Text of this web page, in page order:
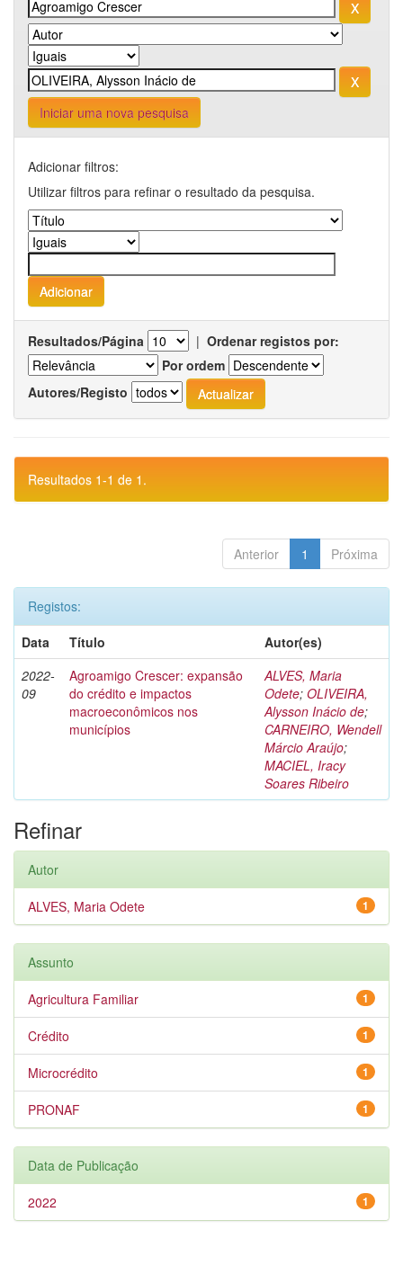
Iniciar uma nova pesquisa
Adicionar filtros:
Utilizar filtros para refinar o resultado da pesquisa.
Resultados/Página | Ordenar registos por:
Por ordem
Autores/Registo
Resultados 1-1 de 1.
Anterior 1 Próxima
Registos:
Data
Título
Autor(es)
2022-
09
Agroamigo Crescer: expansão
do crédito e impactos
macroeconômicos nos
municípios
ALVES, Maria
Odete; OLIVEIRA,
Alysson Inácio de;
CARNEIRO, Wendell
Márcio Araújo;
MACIEL, Iracy
Soares Ribeiro
Refinar
Autor
1
ALVES, Maria Odete
Assunto
1
Agricultura Familiar
1
Crédito
1
Microcrédito
1
PRONAF
Data de Publicação
1
2022